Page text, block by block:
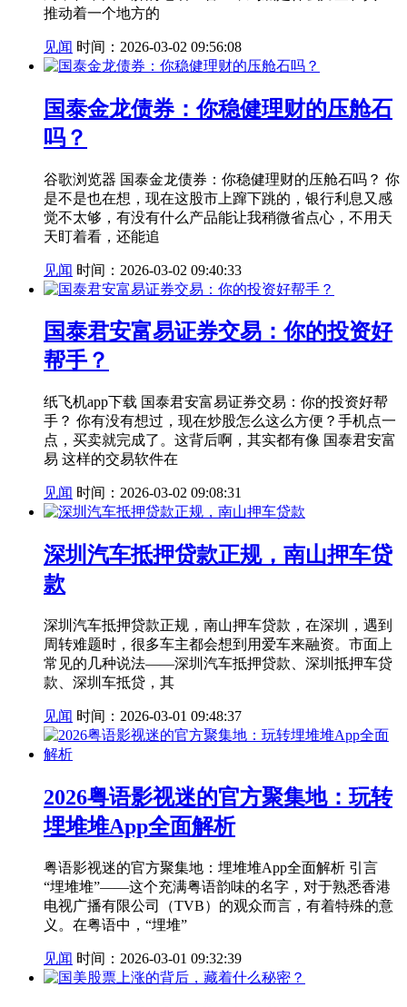
推动着一个地方的
见闻 时间：2026-03-02 09:56:08
国泰金龙债券：你稳健理财的压舱石
吗？
谷歌浏览器 国泰金龙债券：你稳健理财的压舱石吗？ 你
是不是也在想，现在这股市上蹿下跳的，银行利息又感
觉不太够，有没有什么产品能让我稍微省点心，不用天
天盯着看，还能追
见闻 时间：2026-03-02 09:40:33
国泰君安富易证券交易：你的投资好
帮手？
纸飞机app下载 国泰君安富易证券交易：你的投资好帮
手？ 你有没有想过，现在炒股怎么这么方便？手机点一
点，买卖就完成了。这背后啊，其实都有像 国泰君安富
易 这样的交易软件在
见闻 时间：2026-03-02 09:08:31
深圳汽车抵押贷款正规，南山押车贷
款
深圳汽车抵押贷款正规，南山押车贷款，在深圳，遇到
周转难题时，很多车主都会想到用爱车来融资。市面上
常见的几种说法——深圳汽车抵押贷款、深圳抵押车贷
款、深圳车抵贷，其
见闻 时间：2026-03-01 09:48:37
2026粤语影视迷的官方聚集地：玩转
埋堆堆App全面解析
粤语影视迷的官方聚集地：埋堆堆App全面解析 引言
“埋堆堆”——这个充满粤语韵味的名字，对于熟悉香港
电视广播有限公司（TVB）的观众而言，有着特殊的意
义。在粤语中，“埋堆”
见闻 时间：2026-03-01 09:32:39